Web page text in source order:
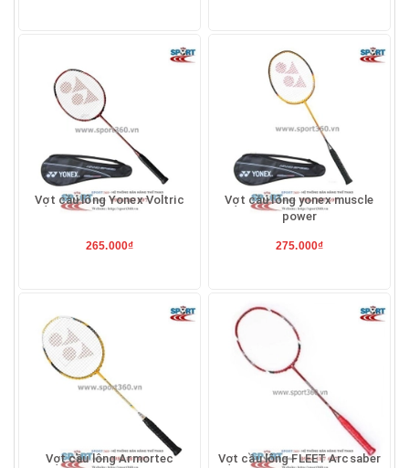
Vợt cầu lông Yonex Voltric
265.000₫
Vợt cầu lông yonex muscle
power
275.000₫
Vợt cầu lông Armortec Vợt cầu lông FLEET Arcsaber